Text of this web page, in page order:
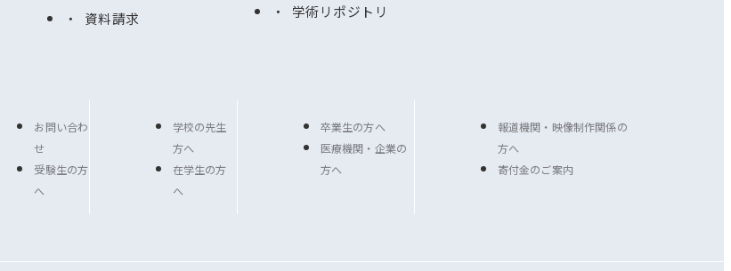
資料請求
学術リポジトリ
お問い合わ
せ
受験生の方
へ
学校の先生
方へ
在学生の方
へ
卒業生の方へ
医療機関・企業の
方へ
報道機関・映像制作関係の
方へ
寄付金のご案内